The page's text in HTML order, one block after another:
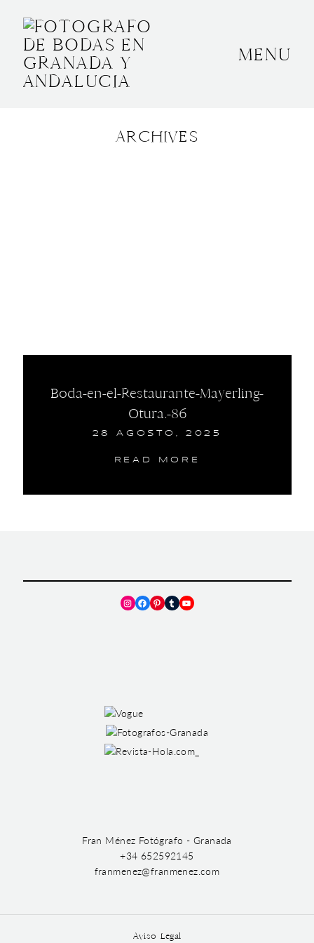
MENU
ARCHIVES
Boda-en-el-Restaurante-Mayerling-
Otura.-86
28 AGOSTO, 2025
READ MORE
BODAS
Instagram
Facebook
Pinterest
TumblrYouTube
Fran Ménez Fotógrafo - Granada
+34 652592145
franmenez@franmenez.com
Aviso Legal